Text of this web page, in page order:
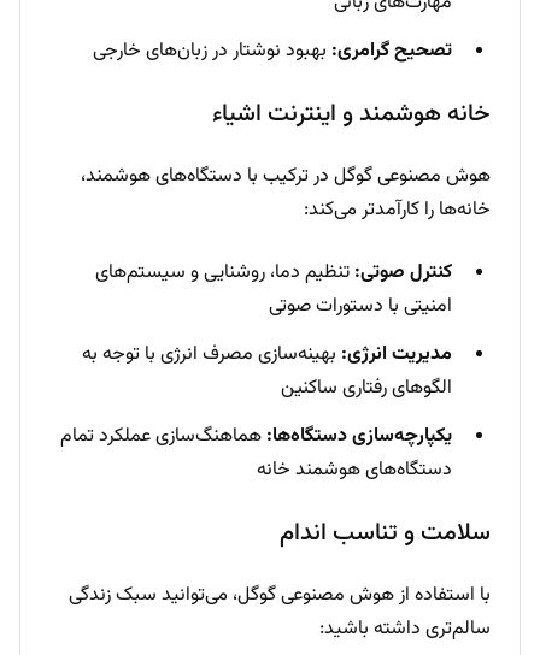
تصحیح گرامری: بهبود نوشتار در زبان‌های خارجی
خانه هوشمند و اینترنت اشیاء
هوش مصنوعی گوگل در ترکیب با دستگاه‌های هوشمند،
خانه‌ها را کارآمدتر می‌کند:
کنترل صوتی: تنظیم دما، روشنایی و سیستم‌های
امنیتی با دستورات صوتی
مدیریت انرژی: بهینه‌سازی مصرف انرژی با توجه به
الگوهای رفتاری ساکنین
یکپارچه‌سازی دستگاه‌ها: هماهنگ‌سازی عملکرد تمام
دستگاه‌های هوشمند خانه
سلامت و تناسب اندام
با استفاده از هوش مصنوعی گوگل، می‌توانید سبک زندگی
سالم‌تری داشته باشید: